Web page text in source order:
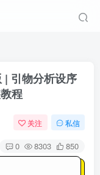
引物分析设序
程
关注 私信
0 8303 850